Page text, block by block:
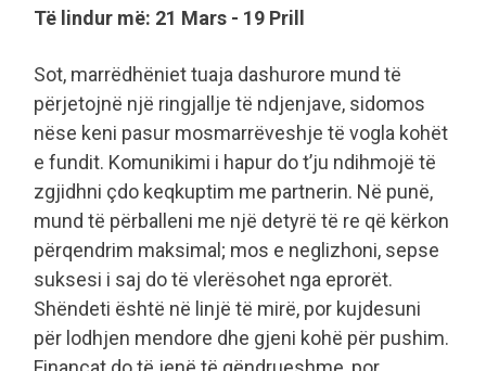
Të lindur më: 21 Mars - 19 Prill
Sot, marrëdhëniet tuaja dashurore mund të
përjetojnë një ringjallje të ndjenjave, sidomos
nëse keni pasur mosmarrëveshje të vogla kohët
e fundit. Komunikimi i hapur do t’ju ndihmojë të
zgjidhni çdo keqkuptim me partnerin. Në punë,
mund të përballeni me një detyrë të re që kërkon
përqendrim maksimal; mos e neglizhoni, sepse
suksesi i saj do të vlerësohet nga eprorët.
Shëndeti është në linjë të mirë, por kujdesuni
për lodhjen mendore dhe gjeni kohë për pushim.